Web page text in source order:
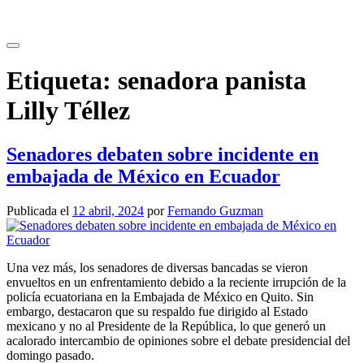
contenido
Etiqueta: senadora panista
Lilly Téllez
Senadores debaten sobre incidente en
embajada de México en Ecuador
Publicada el 12 abril, 2024 porFernando Guzman
Una vez más, los senadores de diversas bancadas se vieron
envueltos en un enfrentamiento debido a la reciente irrupción de la
policía ecuatoriana en la Embajada de México en Quito. Sin
embargo, destacaron que su respaldo fue dirigido al Estado
mexicano y no al Presidente de la República, lo que generó un
acalorado intercambio de opiniones sobre el debate presidencial del
domingo pasado.